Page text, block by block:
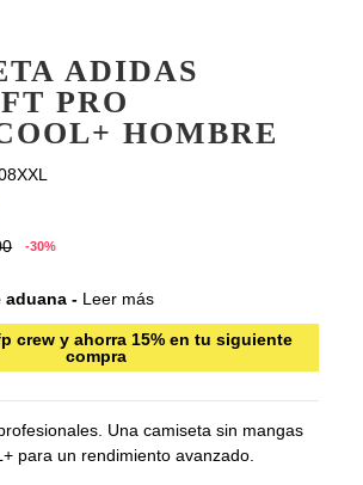
ADIDAS
PRO
HOMBRE
-30%
aduana - Leer más
crew y ahorra 15% en tu siguiente
compra
Una camiseta sin mangas
para un rendimiento avanzado.